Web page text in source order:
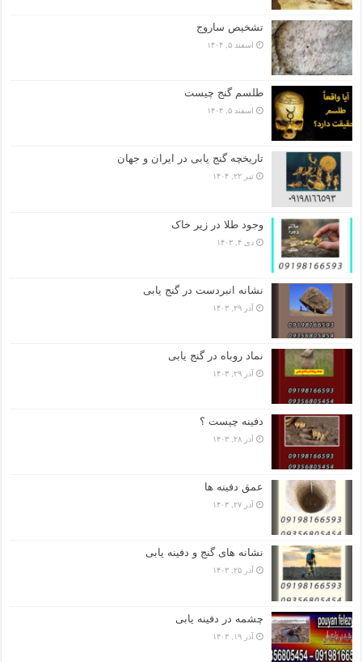
تشخیص ساروج
اسفند ۵, ۱۴۰۴
طلسم گنج چیست
اسفند ۵, ۱۴۰۴
تاریخچه گنج‌ یابی در ایران و جهان
تیر ۲۲, ۱۴۰۴
وجود طلا در زیر خاک
دی ۴, ۱۴۰۳
نشانه انبردست در گنج یابی
آذر ۲۹, ۱۴۰۳
نماد روباه در گنج یابی
آذر ۲۹, ۱۴۰۳
دفینه چیست ؟
آذر ۲۸, ۱۴۰۳
عمق دفینه ها
آذر ۲۷, ۱۴۰۳
نشانه های گنج و دفینه یابی
آذر ۲۵, ۱۴۰۳
چشمه در دفینه یابی
آذر ۱۹, ۱۴۰۳